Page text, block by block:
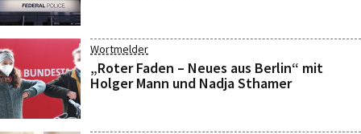
Wortmelder
„Roter Faden – Neues aus Berlin“ mit
Holger Mann und Nadja Sthamer